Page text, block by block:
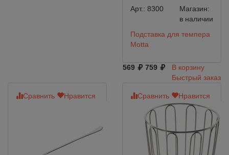
Арт.: 8300
Магазин:
в наличии
Подставка для темпера
Motta
569 759
В корзину
Быстрый заказ
Сравнить Нравится Сравнить Нравится